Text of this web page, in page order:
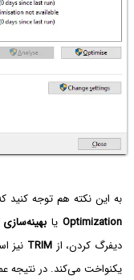
به این نکته هم توجه کنید که در
Optimizationیابهینه‌سازی
دیفرگ کردن، از TRIM نیز
یکنواخت می‌کند. در نتیجه